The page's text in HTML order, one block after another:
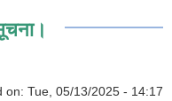
on: Tue, 05/13/2025 - 14:17